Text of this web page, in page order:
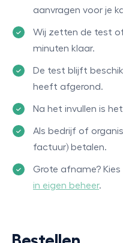
aanvragen voor je
Wij zetten de test
minuten klaar.
De test blijft
heeft afgerond.
Na het invullen is
Als bedrijf of
factuur) betalen.
Grote afname?
in eigen beheer.